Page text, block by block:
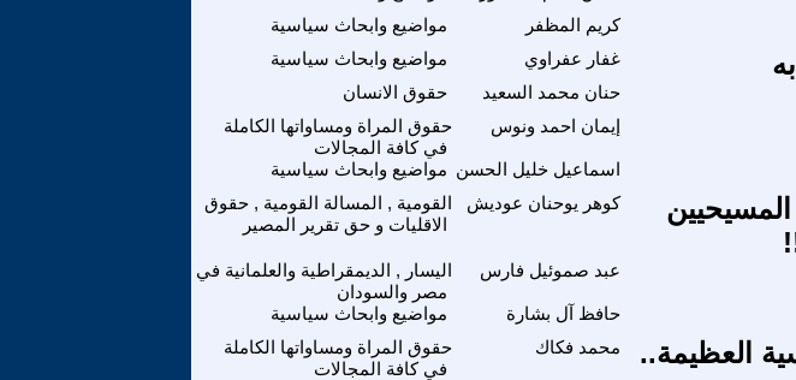
مواضيع وابحاث سياسية
كريم المظفر
مواضيع وابحاث سياسية
غفار عفراوي
حقوق الانسان
حنان محمد السعيد
حقوق المراة ومساواتها الكاملة
في كافة المجالات
إيمان احمد ونوس
مواضيع وابحاث سياسية اسماعيل خليل الحسن
القومية , المسالة القومية , حقوق
الاقليات و حق تقرير المصير
كوهر يوحنان عوديش
المسيحيين
اليسار , الديمقراطية والعلمانية في
مصر والسودان
عبد صموئيل فارس
مواضيع وابحاث سياسية حافظ آل بشارة
حقوق المراة ومساواتها الكاملة
في كافة المجالات
محمد فكاك
العظيمة..